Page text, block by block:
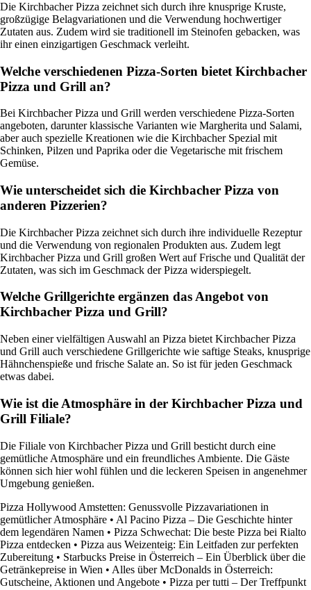
Die Kirchbacher Pizza zeichnet sich durch ihre knusprige Kruste,
großzügige Belagvariationen und die Verwendung hochwertiger
Zutaten aus. Zudem wird sie traditionell im Steinofen gebacken, was
ihr einen einzigartigen Geschmack verleiht.
Welche verschiedenen Pizza-Sorten bietet Kirchbacher
Pizza und Grill an?
Bei Kirchbacher Pizza und Grill werden verschiedene Pizza-Sorten
angeboten, darunter klassische Varianten wie Margherita und Salami,
aber auch spezielle Kreationen wie die Kirchbacher Spezial mit
Schinken, Pilzen und Paprika oder die Vegetarische mit frischem
Gemüse.
Wie unterscheidet sich die Kirchbacher Pizza von
anderen Pizzerien?
Die Kirchbacher Pizza zeichnet sich durch ihre individuelle Rezeptur
und die Verwendung von regionalen Produkten aus. Zudem legt
Kirchbacher Pizza und Grill großen Wert auf Frische und Qualität der
Zutaten, was sich im Geschmack der Pizza widerspiegelt.
Welche Grillgerichte ergänzen das Angebot von
Kirchbacher Pizza und Grill?
Neben einer vielfältigen Auswahl an Pizza bietet Kirchbacher Pizza
und Grill auch verschiedene Grillgerichte wie saftige Steaks, knusprige
Hähnchenspieße und frische Salate an. So ist für jeden Geschmack
etwas dabei.
Wie ist die Atmosphäre in der Kirchbacher Pizza und
Grill Filiale?
Die Filiale von Kirchbacher Pizza und Grill besticht durch eine
gemütliche Atmosphäre und ein freundliches Ambiente. Die Gäste
können sich hier wohl fühlen und die leckeren Speisen in angenehmer
Umgebung genießen.
Pizza Hollywood Amstetten: Genussvolle Pizzavariationen in
gemütlicher Atmosphäre • Al Pacino Pizza – Die Geschichte hinter
dem legendären Namen • Pizza Schwechat: Die beste Pizza bei Rialto
Pizza entdecken • Pizza aus Weizenteig: Ein Leitfaden zur perfekten
Zubereitung • Starbucks Preise in Österreich – Ein Überblick über die
Getränkepreise in Wien • Alles über McDonalds in Österreich:
Gutscheine, Aktionen und Angebote • Pizza per tutti – Der Treffpunkt